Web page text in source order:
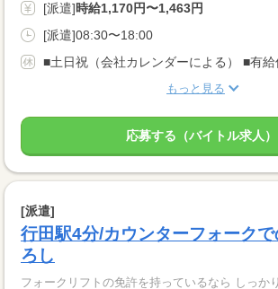
[派遣]時給1,170円〜1,463円
[派遣]08:30〜18:00
もっと見る
応募する（バイトル求人）
[派遣]
行田駅4分/カウンターフォーク
ろし
フォークリフトの免許を持っているなら しっか